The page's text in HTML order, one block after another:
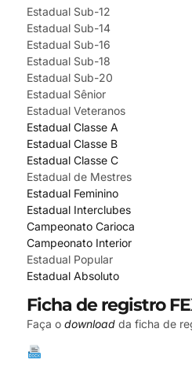
Estadual Sub-12
Estadual Sub-14
Estadual Sub-16
Estadual Sub-18
Estadual Sub-20
Estadual Sênior
Estadual Veteranos
Estadual Classe A
Estadual Classe B
Estadual Classe C
Estadual de Mestres
Estadual Feminino
Estadual Interclubes
Campeonato Carioca
Campeonato Interior
Estadual Popular
Estadual Absoluto
Ficha de registro
Faça o download da ficha de